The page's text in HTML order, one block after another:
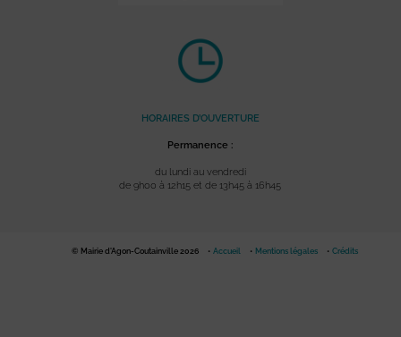
HORAIRES D’OUVERTURE
Permanence :
du lundi au vendredi
de 9h00 à 12h15 et de 13h45 à 16h45
© Mairie d'Agon-Coutainville 2026 Accueil Mentions légales Crédits